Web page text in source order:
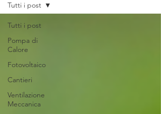
Tutti i post
Pompa di
Calore
Fotovoltaico
Cantieri
Ventilazione
Meccanica
Tutti i post